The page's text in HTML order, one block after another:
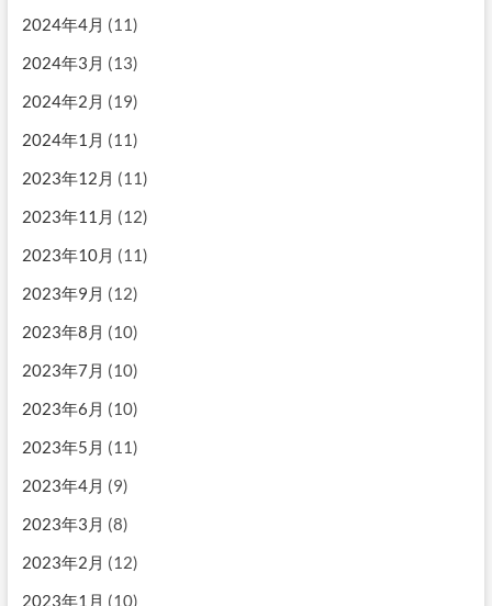
2024年4月 (11)
2024年3月 (13)
2024年2月 (19)
2024年1月 (11)
2023年12月 (11)
2023年11月 (12)
2023年10月 (11)
2023年9月 (12)
2023年8月 (10)
2023年7月 (10)
2023年6月 (10)
2023年5月 (11)
2023年4月 (9)
2023年3月 (8)
2023年2月 (12)
2023年1月 (10)